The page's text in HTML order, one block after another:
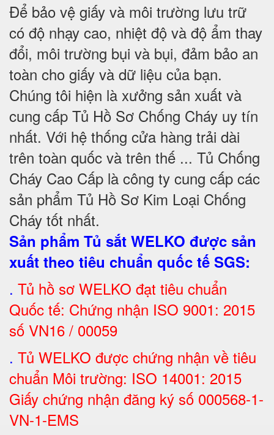
Để bảo vệ giấy và môi trường lưu trữ
có độ nhạy cao, nhiệt độ và độ ẩm thay
đổi, môi trường bụi và bụi, đảm bảo an
toàn cho giấy và dữ liệu của bạn.
Chúng tôi hiện là xưởng sản xuất và
cung cấp Tủ Hồ Sơ Chống Cháy uy tín
nhất. Với hệ thống cửa hàng trải dài
trên toàn quốc và trên thế ... Tủ Chống
Cháy Cao Cấp là công ty cung cấp các
sản phẩm Tủ Hồ Sơ Kim Loại Chống
Cháy tốt nhất.
Sản phẩm Tủ sắt WELKO được sản
xuất theo tiêu chuẩn quốc tế SGS:
. Tủ hồ sơ WELKO đạt tiêu chuẩn
Quốc tế: Chứng nhận ISO 9001: 2015
số VN16 / 00059
. Tủ WELKO được chứng nhận về tiêu
chuẩn Môi trường: ISO 14001: 2015
Giấy chứng nhận đăng ký số 000568-1-
VN-1-EMS